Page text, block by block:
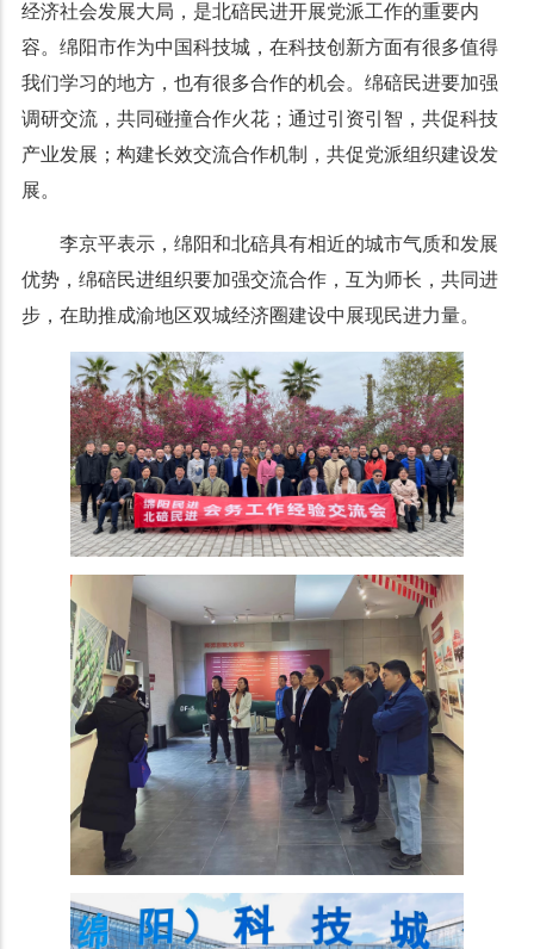
经济社会发展大局，是北碚民进开展党派工作的重要内
容。绵阳市作为中国科技城，在科技创新方面有很多值得
我们学习的地方，也有很多合作的机会。绵碚民进要加强
调研交流，共同碰撞合作火花；通过引资引智，共促科技
产业发展；构建长效交流合作机制，共促党派组织建设发
展。
李京平表示，绵阳和北碚具有相近的城市气质和发展
优势，绵碚民进组织要加强交流合作，互为师长，共同进
步，在助推成渝地区双城经济圈建设中展现民进力量。